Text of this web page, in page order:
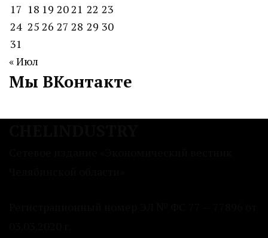
17 18 19 2021 22 23
24 25 26 27 28 29 30
31
« Июл
Мы ВКонтакте